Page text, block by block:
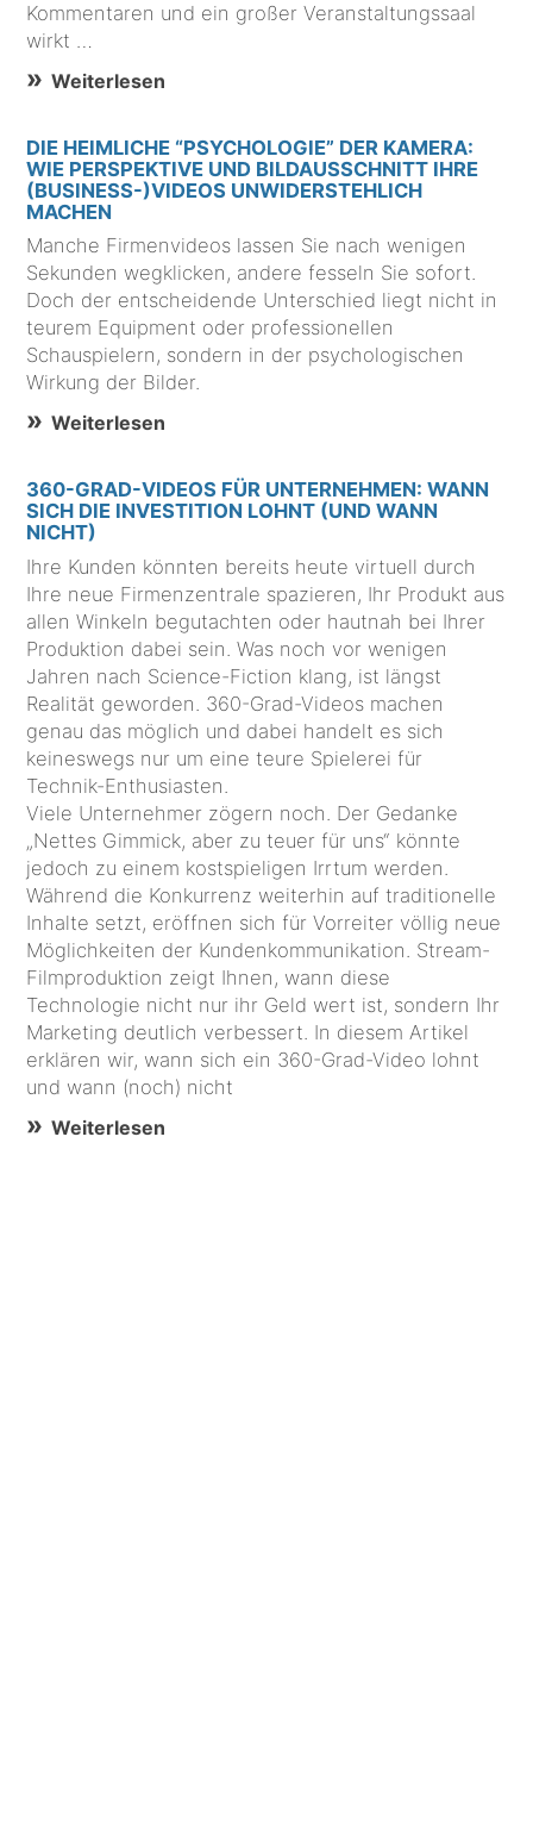
Kommentaren und ein großer Veranstaltungssaal
wirkt …
Weiterlesen
DIE HEIMLICHE “PSYCHOLOGIE” DER KAMERA:
WIE PERSPEKTIVE UND BILDAUSSCHNITT IHRE
(BUSINESS-)VIDEOS UNWIDERSTEHLICH
MACHEN
Manche Firmenvideos lassen Sie nach wenigen
Sekunden wegklicken, andere fesseln Sie sofort.
Doch der entscheidende Unterschied liegt nicht in
teurem Equipment oder professionellen
Schauspielern, sondern in der psychologischen
Wirkung der Bilder.
Weiterlesen
360-GRAD-VIDEOS FÜR UNTERNEHMEN: WANN
SICH DIE INVESTITION LOHNT (UND WANN
NICHT)
Ihre Kunden könnten bereits heute virtuell durch
Ihre neue Firmenzentrale spazieren, Ihr Produkt aus
allen Winkeln begutachten oder hautnah bei Ihrer
Produktion dabei sein. Was noch vor wenigen
Jahren nach Science-Fiction klang, ist längst
Realität geworden. 360-Grad-Videos machen
genau das möglich und dabei handelt es sich
keineswegs nur um eine teure Spielerei für
Technik-Enthusiasten.
Viele Unternehmer zögern noch. Der Gedanke
„Nettes Gimmick, aber zu teuer für uns“ könnte
jedoch zu einem kostspieligen Irrtum werden.
Während die Konkurrenz weiterhin auf traditionelle
Inhalte setzt, eröffnen sich für Vorreiter völlig neue
Möglichkeiten der Kundenkommunikation. Stream-
Filmproduktion zeigt Ihnen, wann diese
Technologie nicht nur ihr Geld wert ist, sondern Ihr
Marketing deutlich verbessert. In diesem Artikel
erklären wir, wann sich ein 360-Grad-Video lohnt
und wann (noch) nicht
Weiterlesen